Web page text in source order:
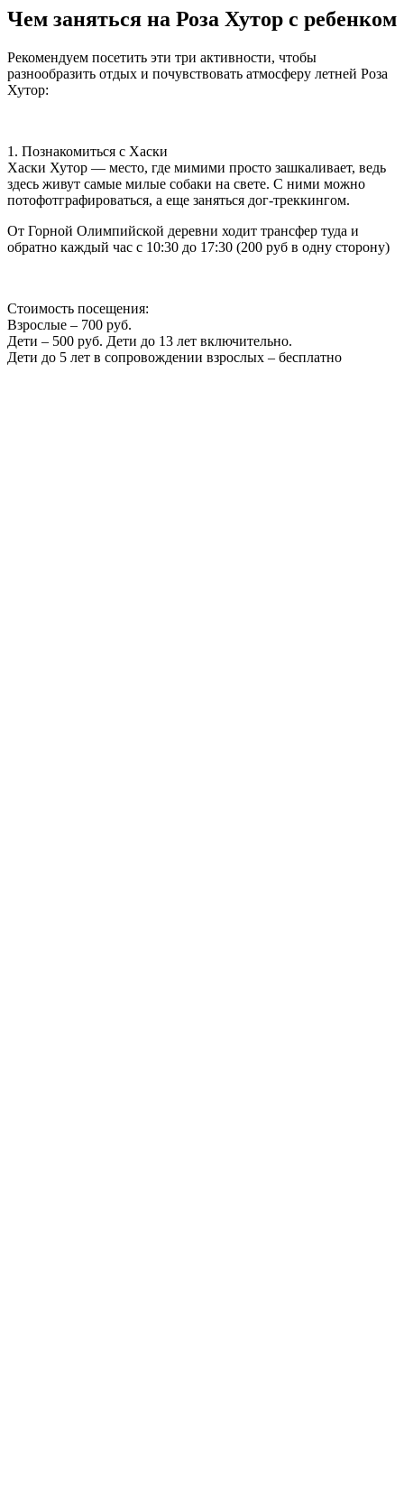
Чем заняться на Роза Хутор с ребенком
Рекомендуем посетить эти три активности, чтобы
разнообразить отдых и почувствовать атмосферу летней Роза
Хутор:
1. Познакомиться с Хаски
Хаски Хутор — место, где мимими просто зашкаливает, ведь
здесь живут самые милые собаки на свете. С ними можно
потофотграфироваться, а еще заняться дог-треккингом.
От Горной Олимпийской деревни ходит трансфер туда и
обратно каждый час с 10:30 до 17:30 (200 руб в одну сторону)
Стоимость посещения:
Взрослые – 700 руб.
Дети – 500 руб. Дети до 13 лет включительно.
Дети до 5 лет в сопровождении взрослых – бесплатно